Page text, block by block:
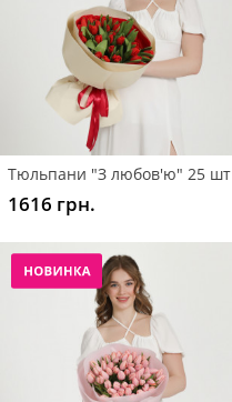
Тюльпани "З любов'ю" 25 шт
1616 грн.